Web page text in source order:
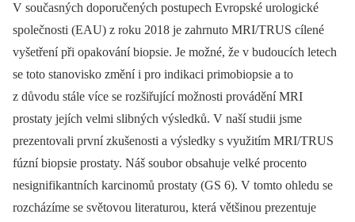
V současných doporučených postupech Evropské urologické
společnosti (EAU) z roku 2018 je zahrnuto MRI/TRUS cílené
vyšetření při opakování biopsie. Je možné, že v budoucích letech
se toto stanovisko změní i pro indikaci primobiopsie a to
z důvodu stále více se rozšiřující možnosti provádění MRI
prostaty jejích velmi slibných výsledků. V naší studii jsme
prezentovali první zkušenosti a výsledky s využitím MRI/TRUS
fúzní biopsie prostaty. Náš soubor obsahuje velké procento
nesignifikantních karcinomů prostaty (GS 6). V tomto ohledu se
rozcházíme se světovou literaturou, která většinou prezentuje